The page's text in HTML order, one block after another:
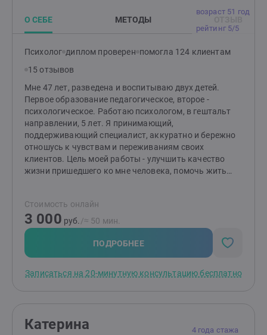
возраст 51 год
рейтинг 5/5
О СЕБЕ МЕТОДЫ
Психолог диплом проверен помогла 124 клиентам
15 отзывов
Мне 47 лет, разведена и воспитываю двух детей.
Первое образование педагогическое, второе -
психологическое. Работаю психологом, в гештальт
направлении, 5 лет. Я принимающий,
поддерживающий специалист, аккуратно и бережно
отношусь к чувствам и переживаниям своих
клиентов. Цель моей работы - улучшить качество
жизни пришедшего ко мне человека, помочь жить
Пробудить интерес к себе и окружающему миру.
Стоимость онлайн
3 000 руб. /≈ 50 мин.
ПОДРОБНЕЕ
Записаться на 20-минутную консультацию бесплатно
4 года стажа
Катерина